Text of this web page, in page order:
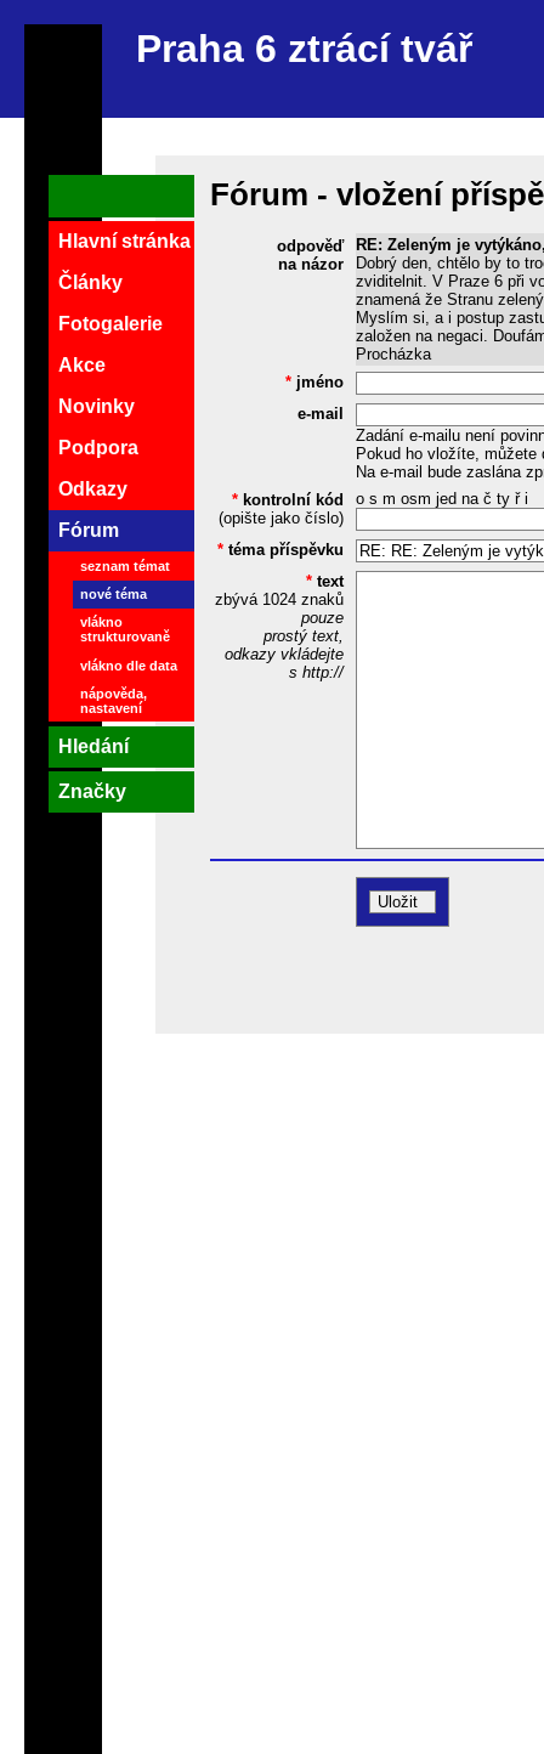
Praha 6 ztrácí tvář
Fórum - vložení
odpověď
na názor
RE: Zeleným je
Dobrý den, chtělo by to
zviditelnit. V Praze 6 při
znamená že Stranu
Myslím si, a i postup
založen na negaci.
Procházka
* jméno
e-mail
Zadání e-mailu není
Pokud ho vložíte,
Na e-mail bude zaslána
* kontrolní kód
(opište jako číslo)
o s m osm jed na č ty ř i
* téma příspěvku
* text
zbývá 1024znaků
pouze
prostý text,
odkazy vkládejte
s http://
Hlavní stránka
Články
Fotogalerie
Akce
Novinky
Podpora
Odkazy
Fórum
seznam témat
nové téma
vlákno
strukturovaně
vlákno dle data
nápověda,
nastavení
Hledání
Značky